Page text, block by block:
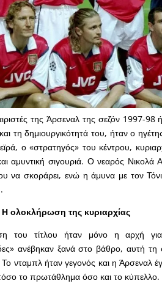
της Άρσεναλ της σεζόν 1997-
τη δημιουργικότητά του, ήταν ο
ο «στρατηγός» του κέντρου,
αμυντική σιγουριά. Ο νεαρός
να σκοράρει, ενώ η άμυνα με τον
ολοκλήρωση της κυριαρχίας
του τίτλου ήταν μόνο η αρχή
ανέβηκαν ξανά στο βάθρο, αυτή
Το νταμπλ ήταν γεγονός και η
το πρωτάθλημα όσο και το κύπελλο.